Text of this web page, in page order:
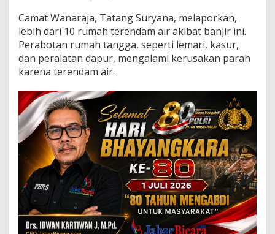
t
Camat Wanaraja, Tatang Suryana, melaporkan,
lebih dari 10 rumah terendam air akibat banjir ini.
Perabotan rumah tangga, seperti lemari, kasur,
dan peralatan dapur, mengalami kerusakan parah
karena terendam air.